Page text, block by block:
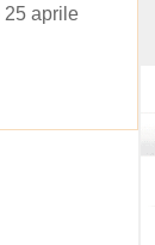
25 aprile